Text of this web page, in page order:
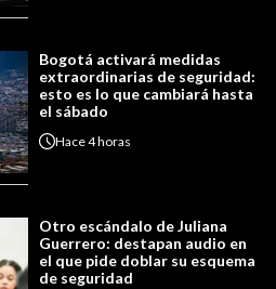
Bogotá activará medidas
extraordinarias de seguridad:
esto es lo que cambiará hasta
el sábado
Hace4 horas
Otro escándalo de Juliana
Guerrero: destapan audio en
el que pide doblar su esquema
de seguridad